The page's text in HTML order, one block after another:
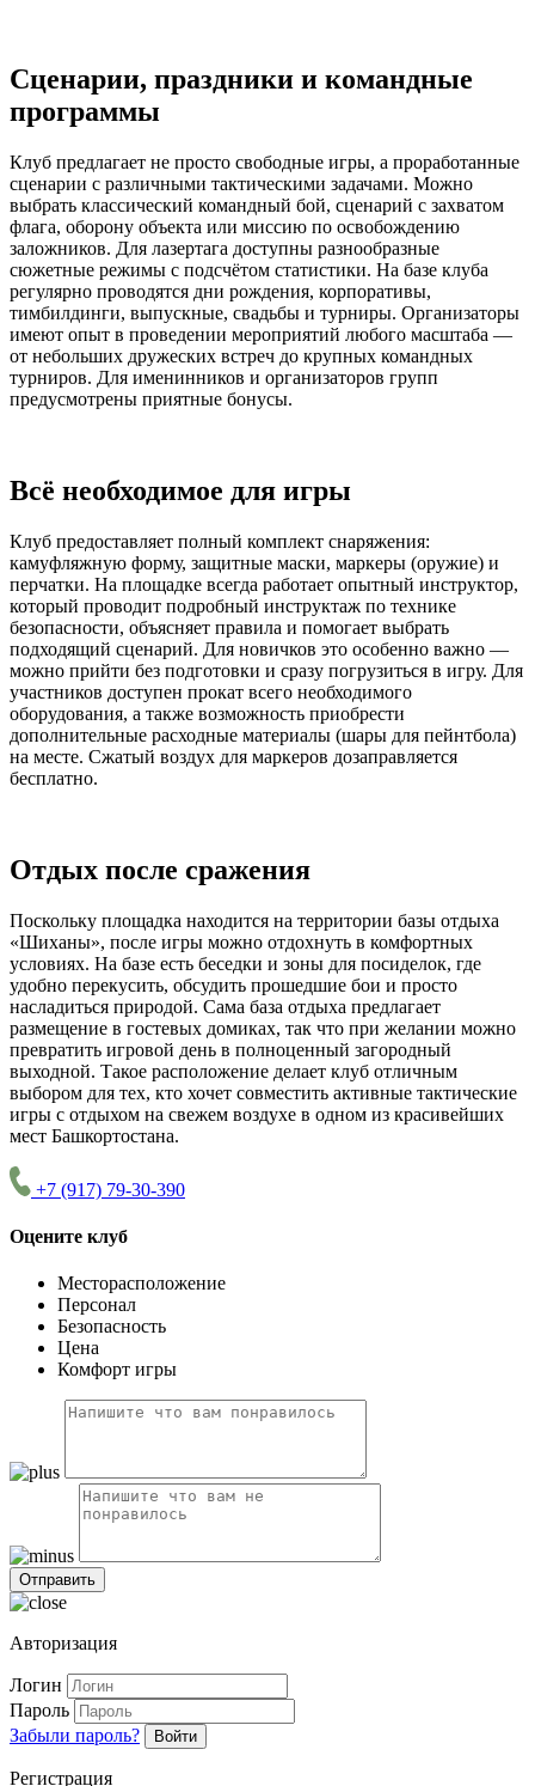
Сценарии, праздники и командные
программы
Клуб предлагает не просто свободные игры, а проработанные
сценарии с различными тактическими задачами. Можно
выбрать классический командный бой, сценарий с захватом
флага, оборону объекта или миссию по освобождению
заложников. Для лазертага доступны разнообразные
сюжетные режимы с подсчётом статистики. На базе клуба
регулярно проводятся дни рождения, корпоративы,
тимбилдинги, выпускные, свадьбы и турниры. Организаторы
имеют опыт в проведении мероприятий любого масштаба —
от небольших дружеских встреч до крупных командных
турниров. Для именинников и организаторов групп
предусмотрены приятные бонусы.
Всё необходимое для игры
Клуб предоставляет полный комплект снаряжения:
камуфляжную форму, защитные маски, маркеры (оружие) и
перчатки. На площадке всегда работает опытный инструктор,
который проводит подробный инструктаж по технике
безопасности, объясняет правила и помогает выбрать
подходящий сценарий. Для новичков это особенно важно —
можно прийти без подготовки и сразу погрузиться в игру. Для
участников доступен прокат всего необходимого
оборудования, а также возможность приобрести
дополнительные расходные материалы (шары для пейнтбола)
на месте. Сжатый воздух для маркеров дозаправляется
бесплатно.
Отдых после сражения
Поскольку площадка находится на территории базы отдыха
«Шиханы», после игры можно отдохнуть в комфортных
условиях. На базе есть беседки и зоны для посиделок, где
удобно перекусить, обсудить прошедшие бои и просто
насладиться природой. Сама база отдыха предлагает
размещение в гостевых домиках, так что при желании можно
превратить игровой день в полноценный загородный
выходной. Такое расположение делает клуб отличным
выбором для тех, кто хочет совместить активные тактические
игры с отдыхом на свежем воздухе в одном из красивейших
мест Башкортостана.
+7 (917) 79-30-390
Оцените клуб
Месторасположение
Персонал
Безопасность
Цена
Комфорт игры
Авторизация
Логин
Пароль
Забыли пароль?
Войти
Регистрация